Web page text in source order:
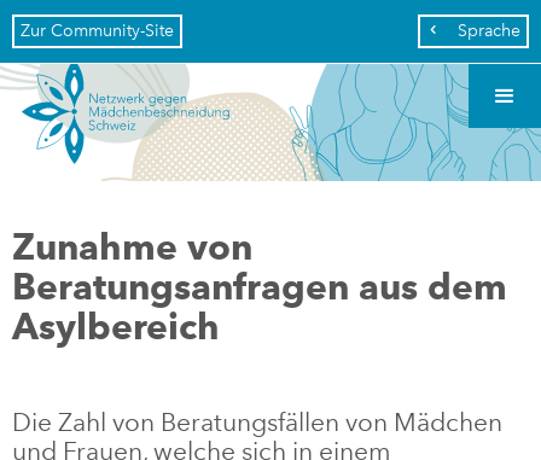
Zur Community-Site  Sprache
Zunahme von
Beratungsanfragen aus dem
Asylbereich
Die Zahl von Beratungsfällen von Mädchen
und Frauen, welche sich in einem